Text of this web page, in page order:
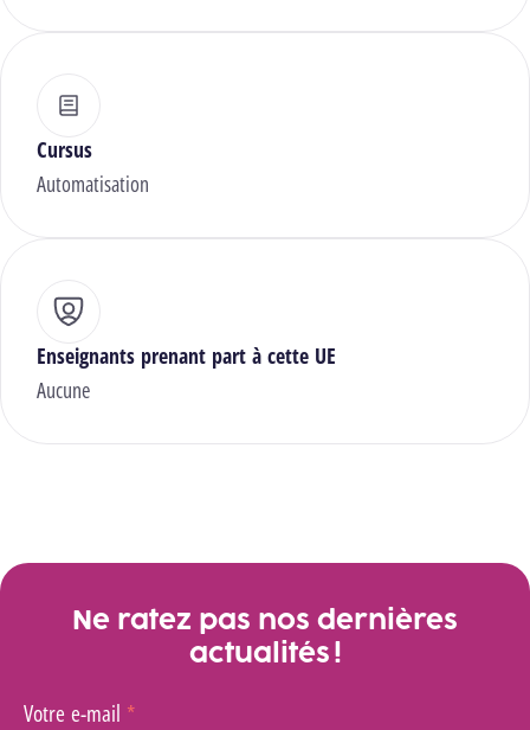
Cursus
Automatisation
Enseignants prenant part à cette UE
Aucune
Ne ratez pas nos dernières
actualités !
Votre e-mail *